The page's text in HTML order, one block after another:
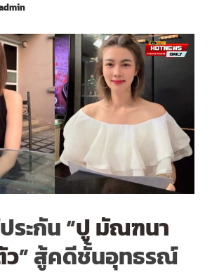
ระกัน “ปู มัณฑนา
ว” สู้คดีชั้นอุทธรณ์